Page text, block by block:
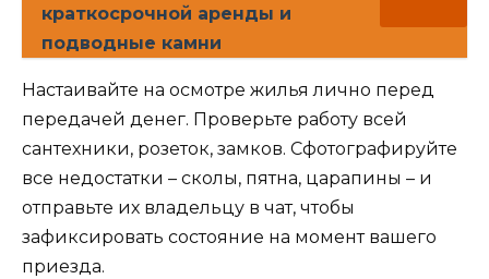
краткосрочной аренды и
подводные камни
Настаивайте на осмотре жилья лично перед
передачей денег. Проверьте работу всей
сантехники, розеток, замков. Сфотографируйте
все недостатки – сколы, пятна, царапины – и
отправьте их владельцу в чат, чтобы
зафиксировать состояние на момент вашего
приезда.